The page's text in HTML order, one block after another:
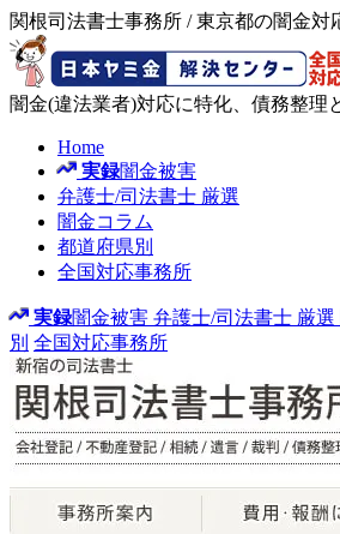
関根司法書士事務所 / 東京都の闇金対
闇金(違法業者)対応に特化、債務整理
Home
実録闇金被害
弁護士/司法書士 厳選
闇金コラム
都道府県別
全国対応事務所
実録闇金被害 弁護士/司法書士 厳選
別 全国対応事務所